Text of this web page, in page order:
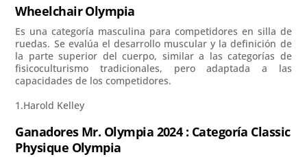
Wheelchair Olympia
Es una categoría masculina para competidores en silla de
ruedas. Se evalúa el desarrollo muscular y la definición de
la parte superior del cuerpo, similar a las categorías de
fisicoculturismo tradicionales, pero adaptada a las
capacidades de los competidores.
1.Harold Kelley
Ganadores Mr. Olympia 2024 : Categoría Classic
Physique Olympia